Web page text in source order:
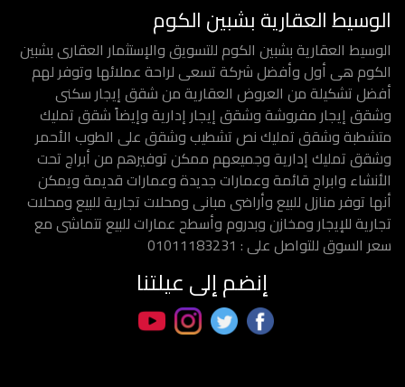
الوسيط العقارية بشبين الكوم
الوسيط العقارية بشبين الكوم للتسويق والإستثمار العقارى بشبين
الكوم هى أول وأفضل شركة تسعى لراحة عملائها وتوفر لهم
أفضل تشكيلة من العروض العقارية من شقق إيجار سكنى
وشقق إيجار مفروشة وشقق إيجار إدارية وإيضاً شقق تمليك
متشطبة وشقق تمليك نص تشطيب وشقق على الطوب الأحمر
وشقق تمليك إدارية وجميعهم ممكن توفيرهم من أبراج تحت
الأنشاء وابراج قائمة وعمارات جديدة وعمارات قديمة ويمكن
أنها توفر منازل للبيع وأراضى مبانى ومحلات تجارية للبيع ومحلات
تجارية للإيجار ومخازن وبدروم وأسطح عمارات للبيع تتماشى مع
سعر السوق للتواصل على : 01011183231
إنضم إلى عيلتنا